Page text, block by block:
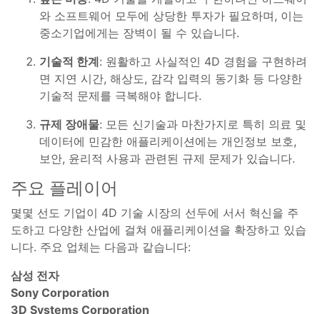
와 소프트웨어 모두에 상당한 투자가 필요하며, 이는
중소기업에게는 장벽이 될 수 있습니다.
기술적 한계: 원활하고 사실적인 4D 경험을 구현하려
면 지연 시간, 해상도, 감각 입력의 동기화 등 다양한
기술적 문제를 극복해야 합니다.
규제 장애물: 모든 신기술과 마찬가지로 특히 의료 및
데이터에 민감한 애플리케이션에는 개인정보 보호,
보안, 윤리적 사용과 관련된 규제 문제가 있습니다.
주요 플레이어
몇몇 선도 기업이 4D 기술 시장의 선두에 서서 혁신을 주
도하고 다양한 산업에 걸쳐 애플리케이션을 확장하고 있습
니다. 주요 업체는 다음과 같습니다:
삼성 전자
Sony Corporation
3D Systems Corporation